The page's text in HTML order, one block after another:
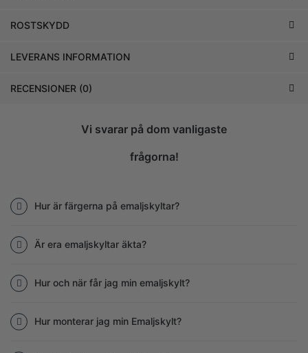
ROSTSKYDD
LEVERANS INFORMATION
RECENSIONER (0)
Vi svarar på dom vanligaste
frågorna!
Hur är färgerna på emaljskyltar?
Är era emaljskyltar äkta?
Hur och när får jag min emaljskylt?
Hur monterar jag min Emaljskylt?